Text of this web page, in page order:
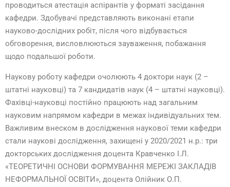
проводиться атестація аспірантів у форматі засідання
кафедри. Здобувачі представляють виконані етапи
науково-дослідних робіт, після чого відбувається
обговорення, висловлюються зауваження, побажання
щодо подальшої роботи.
Наукову роботу кафедри очолюють 4 доктори наук (2 –
штатні науковці) та 7 кандидатів наук (4 – штатні науковці).
Фахівці-науковці постійно працюють над загальним
науковим напрямом кафедри в межах індивідуальних тем.
Важливим внеском в дослідження наукової теми кафедри
стали наукові дослідження, захищені у 2020/2021 н.р.: три
докторських дослідження доцента Кравченко І.Л.
«ТЕОРЕТИЧНІ ОСНОВИ ФОРМУВАННЯ МЕРЕЖІ ЗАКЛАДІВ
НЕФОРМАЛЬНОЇ ОСВІТИ», доцента Олійник О.П.